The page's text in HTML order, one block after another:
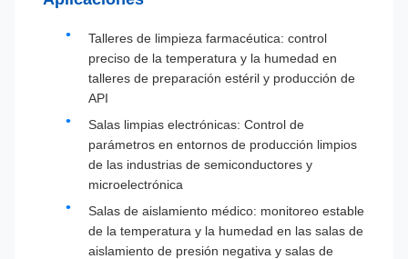
Talleres de limpieza farmacéutica: control
preciso de la temperatura y la humedad en
talleres de preparación estéril y producción de
API
Salas limpias electrónicas: Control de
parámetros en entornos de producción limpios
de las industrias de semiconductores y
microelectrónica
Salas de aislamiento médico: monitoreo estable
de la temperatura y la humedad en las salas de
aislamiento de presión negativa y salas de